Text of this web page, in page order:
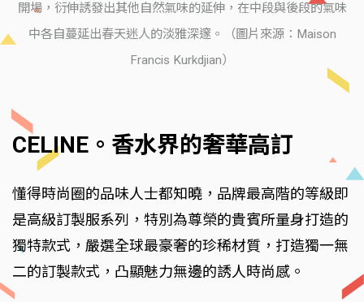
開場，衍伸誘發出其他自然氣味的延伸，在中段與後段的氣味
中各自蔓延出春天迷人的淡雅深邃。（圖片來源：Maison
Francis Kurkdjian）
CELINE。香水界的奢華高訂
懂得時尚圈的品味人士都知曉，品牌最高階的等級即
是高級訂製服系列，特別為尊榮的貴賓所量身打造的
獨特款式，嚴選全球最豪奢的珍稀材質，打造獨一無
二的訂製款式，凸顯魅力無邊的誘人時尚感。